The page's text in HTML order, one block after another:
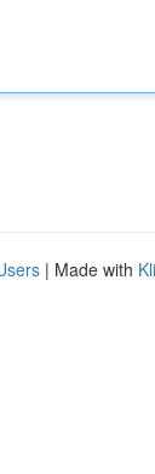
| Made with